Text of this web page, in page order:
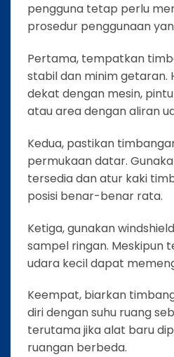
pengguna tetap perlu
prosedur penggunaan
Pertama, tempatkan
stabil dan minim getaran.
dekat dengan mesin,
atau area dengan aliran
Kedua, pastikan
permukaan datar.
tersedia dan atur kaki
posisi benar-benar rata.
Ketiga, gunakan
sampel ringan. Meskipun
udara kecil dapat
Keempat, biarkan
diri dengan suhu ruang
terutama jika alat baru
ruangan berbeda.